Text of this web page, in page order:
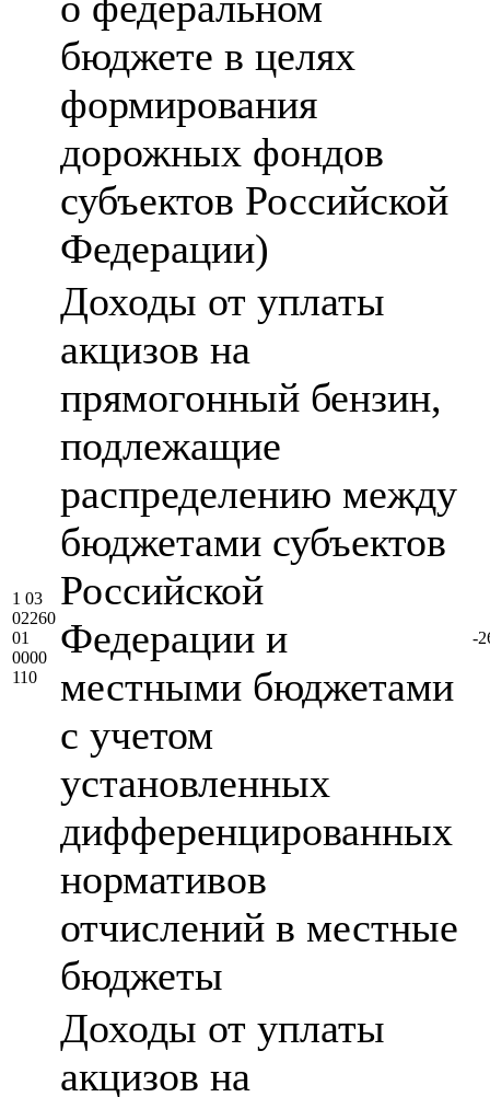
бюджете в целях
формирования
дорожных фондов
субъектов Российской
Федерации)
1 03
02260
01
0000
110
Доходы от уплаты
акцизов на
прямогонный бензин,
подлежащие
распределению между
бюджетами субъектов
Российской
Федерации и
местными бюджетами
с учетом
установленных
дифференцированных
нормативов
отчислений в местные
бюджеты
-
Доходы от уплаты
акцизов на